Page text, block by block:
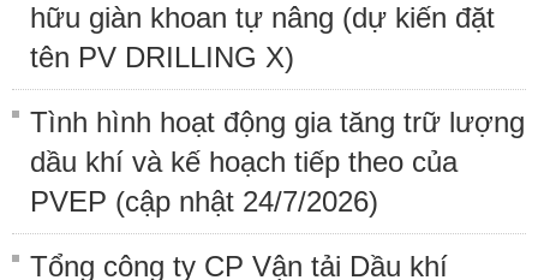
hữu giàn khoan tự nâng (dự kiến đặt
tên PV DRILLING X)
Tình hình hoạt động gia tăng trữ lượng
dầu khí và kế hoạch tiếp theo của
PVEP (cập nhật 24/7/2026)
Tổng công ty CP Vận tải Dầu khí